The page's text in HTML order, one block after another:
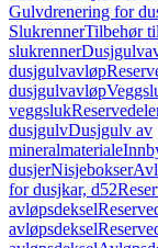
Gulvdrenering for
SlukrennerTilbehør
slukrenner
dusjgulvavløp
dusjgulvavløp
veggsluk
dusjgulvDusjgulv av
mineralmateriale
dusjerNisjebokser
for dusjkar, d52
avløpsdeksel
avløpsdeksel